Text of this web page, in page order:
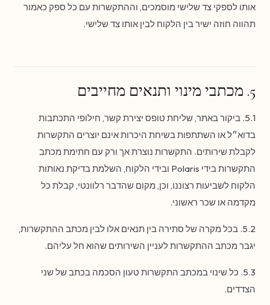
אותו לספקי צד שלישי מוסמכים, וההתקשרות עם כל ספק כאמור
תהווה חוזה ישיר בין הלקוח לבין אותו צד שלישי.
5. מכתבי מינוי ותנאים מחייבים
5.1. ביקור באתר, שליחת טופס יצירת קשר, חילופי התכתבות
בדוא״ל או השתתפות בשיחת היכרות אינם יוצרים התקשרות
לקבלת שירותים. התקשרות נוצרת אך ורק עם חתימת מכתב
התקשרות בידי Polaris ובידי הלקוח, השלמת בדיקת נאותות
הלקוח לשביעות רצוננו, וכן, מקום שהדבר רלוונטי, קבלת כל
מקדמה או שכר ראשוני.
5.2. בכל מקרה של סתירה בין תנאים אלו לבין מכתב ההתקשרות,
יגבר מכתב ההתקשרות לעניין השירותים שהוא חל עליהם.
5.3. כל שינוי במכתב התקשרות טעון הסכמה בכתב של שני
הצדדים.